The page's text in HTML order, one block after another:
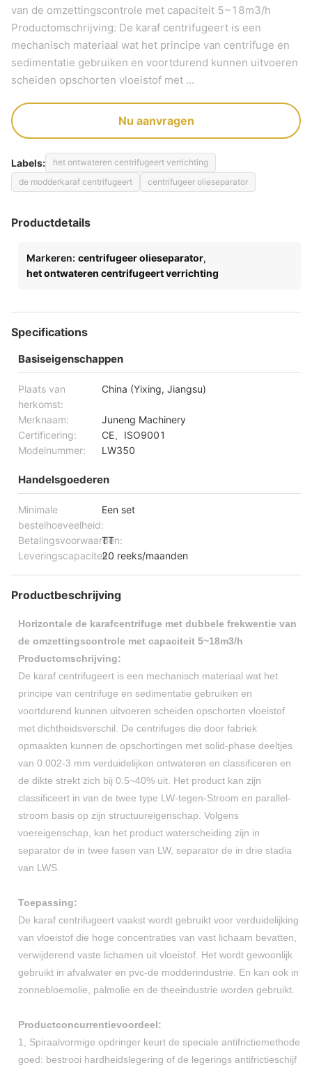
van de omzettingscontrole met capaciteit 5~18m3/h
Productomschrijving: De karaf centrifugeert is een
mechanisch materiaal wat het principe van centrifuge en
sedimentatie gebruiken en voortdurend kunnen uitvoeren
scheiden opschorten vloeistof met ...
Nu aanvragen
Labels:
het ontwateren centrifugeert verrichting
de modderkaraf centrifugeert
centrifugeer olieseparator
Productdetails
Markeren: centrifugeer olieseparator,
het ontwateren centrifugeert verrichting
Specifications
Basiseigenschappen
Plaats van
herkomst:
China (Yixing, Jiangsu)
Merknaam:
Juneng Machinery
Certificering:
CE、ISO9001
Modelnummer:
LW350
Handelsgoederen
Minimale
bestelhoeveelheid:
Een set
Betalingsvoorwaarden:
TT
Leveringscapaciteit:20 reeks/maanden
Productbeschrijving
Horizontale de karafcentrifuge met dubbele frekwentie van
de omzettingscontrole met capaciteit 5~18m3/h
Productomschrijving:
De karaf centrifugeert is een mechanisch materiaal wat het
principe van centrifuge en sedimentatie gebruiken en
voortdurend kunnen uitvoeren scheiden opschorten vloeistof
met dichtheidsverschil. De centrifuges die door fabriek
opmaakten kunnen de opschortingen met solid-phase deeltjes
van 0.002-3 mm verduidelijken ontwateren en classificeren en
de dikte strekt zich bij 0.5~40% uit. Het product kan zijn
classificeert in van de twee type LW-tegen-Stroom en parallel-
stroom basis op zijn structuureigenschap. Volgens
voereigenschap, kan het product waterscheiding zijn in
separator de in twee fasen van LW, separator de in drie stadia
van LWS.
Toepassing:
De karaf centrifugeert vaakst wordt gebruikt voor verduidelijking
van vloeistof die hoge concentraties van vast lichaam bevatten,
verwijderend vaste lichamen uit vloeistof. Het wordt gewoonlijk
gebruikt in afvalwater en pvc-de modderindustrie. En kan ook in
zonnebloemolie, palmolie en de theeindustrie worden gebruikt.
Productconcurrentievoordeel:
1, Spiraalvormige opdringer keurt de speciale antifrictiemethode
goed: bestrooi hardheidslegering of de legerings antifrictieschijf